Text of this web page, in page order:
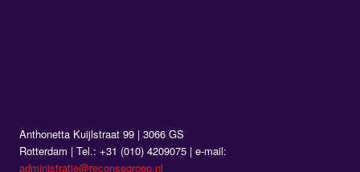
Anthonetta Kuijlstraat 99 | 3066 GS
Rotterdam | Tel.: +31 (010) 4209075 | e-mail:
administratie@reconsegroep.nl